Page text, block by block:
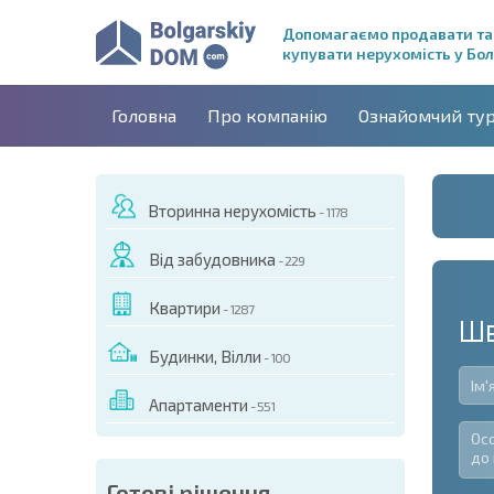
Допомагаємо продавати та
купувати нерухомість у
Головна Про компанію Ознайомчий тур
Вторинна нерухомість - 1178
Від забудовника - 229
Квартири - 1287
Будинки, Вілли - 100
Апартаменти - 551